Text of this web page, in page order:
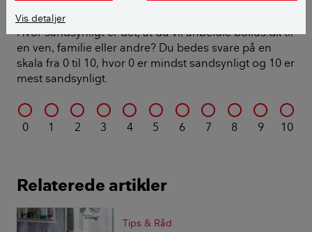
Vis detaljer
Hvor sandsynligt er det, at du vil anbefale bolius.dk til
en ven, familie eller andre? Du bedes svare på en
skala fra 0 til 10, hvor 0 er mindst sandsynligt og 10 er
mest sandsynligt.
0 1 2 3 4 5 6 7 8 9 10
Relaterede artikler
Tips & Råd